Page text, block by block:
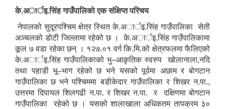
के.अार्इ.सिंह गाउँपालिकाे एक संक्षिप्त परिचय
नेपालको सुदूरपश्चिम क्षेत्र स्थित के.अार्इ.सिंह गाउँपालिका सेती
अञ्चलको डाेटी जिल्लामा रहेको छ । के.अार्इ.सिंह गाउँपालिकामा
कूल ७ वडा रहेका छन् । १२७.०१ वर्ग कि.मि.को क्षेत्रफलमा फैलिएको
के.अार्इ.सिंह गाउँपालिकाको भु–आकृतिक स्वरुप खाेलानाला,नदि
तथा पहाडी भू–भाग रहेको छ भने यसको पूर्वमा अछाम र बाेगटान
गाउँपालिका छ भने पश्चिममा बडीकेदार गाउँपालिका र शिखर न.पा.,
उत्तरमा दिपायल शिलगढी न.पा. र शिखर न.पा. र दक्षिणमा बाेगटान
गाउँपालिका रहेको छ । यसको शालाखाला अधिकतम तापक्रम ३०